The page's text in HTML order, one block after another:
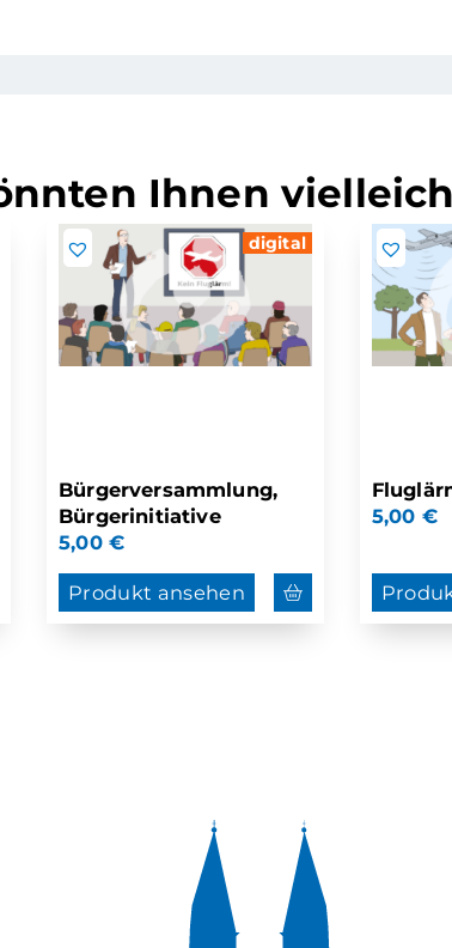
Ihnen
digital
Bürgerversammlung,
Bürgerinitiative
5,00 €
Produkt ansehen
5,00 €